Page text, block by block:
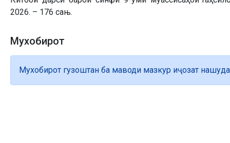
2026. – 176 сањ.
Мухобирот
Мухобирот гузоштан ба маводи мазкур иҷозат